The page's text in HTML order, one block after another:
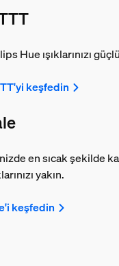
Hue ışıklarınızı
keşfedin
en sıcak şekilde
yakın.
keşfedin